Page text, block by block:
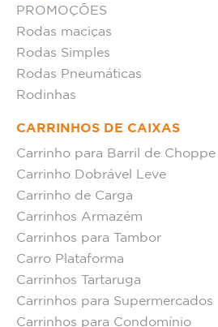
PROMOÇÕES
Rodas maciças
Rodas Simples
Rodas Pneumáticas
Rodinhas
CARRINHOS DE CAIXAS
Carrinho para Barril de Choppe
Carrinho Dobrável Leve
Carrinho de Carga
Carrinhos Armazém
Carrinhos para Tambor
Carro Plataforma
Carrinhos Tartaruga
Carrinhos para Supermercados
Carrinhos para Condomínio